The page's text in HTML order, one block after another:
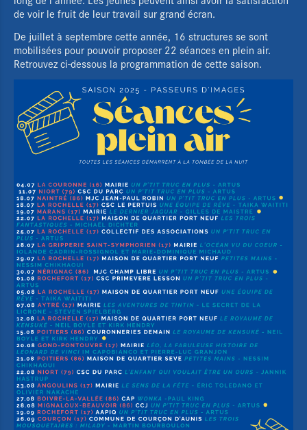
Le Pôle régional
L'Éducation aux images
Actualités
Agenda
Films d'atelier
Cartographie & chiffres clés
Boîte à outils
Newsletter
de voir le fruit de leur travail sur grand écran.
De juillet à septembre cette année, 16 structures se sont
mobilisées pour pouvoir proposer 22 séances en plein air.
Retrouvez ci-dessous la programmation de cette saison.